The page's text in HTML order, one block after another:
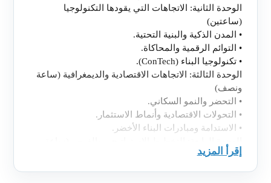
الوحدة الثانية: الاتجاهات التي يقودها التكنولوجيا
(ساعتين)
•
المدن الذكية والبنية التحتية.
•
التوائم الرقمية والمحاكاة.
• تكنولوجيا البناء (ConTech).
الوحدة الثالثة: الاتجاهات الاقتصادية والديمغرافية (ساعة
ونصف)
•
التحضر والنمو السكاني.
•
التحولات الاقتصادية وأنماط الاستثمار.
•
الاستدامة ومبادرات البناء الأخضر.
ونصف)
إقرأ المزيد